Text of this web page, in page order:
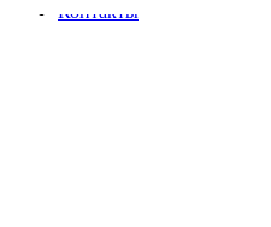
Контакты